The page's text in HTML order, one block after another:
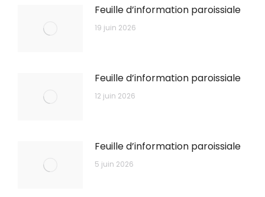
Feuille d’information paroissiale
19 juin 2026
Feuille d’information paroissiale
12 juin 2026
Feuille d’information paroissiale
5 juin 2026